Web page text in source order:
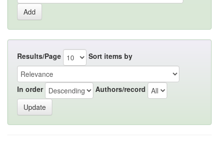
Results/Page Sort items by
In order Authors/record